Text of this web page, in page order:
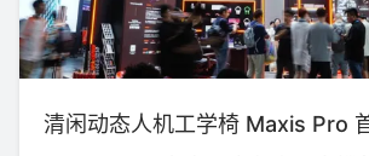
清闲动态人机工学椅 Maxis Pro